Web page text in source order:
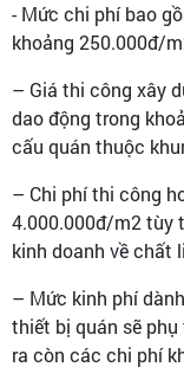
- Mức chi phí bao
khoảng 250.000đ/
– Giá thi công xây
dao động trong
cấu quán thuộc
– Chi phí thi công
4.000.000đ/m2 tùy
kinh doanh về chất
– Mức kinh phí
thiết bị quán sẽ
ra còn các chi phí